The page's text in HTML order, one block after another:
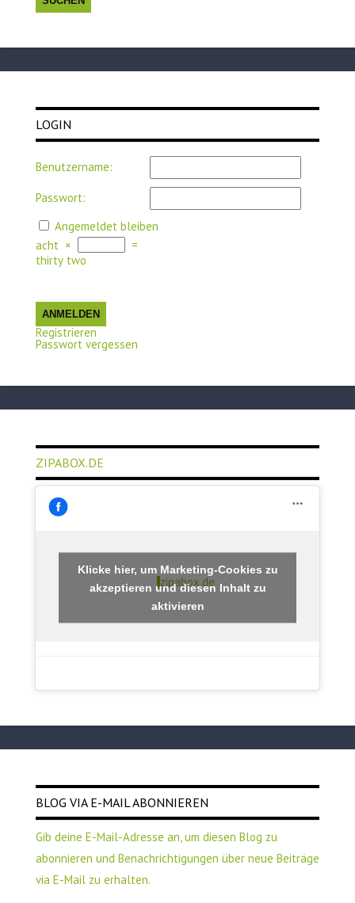
LOGIN
Benutzername:
Passwort:
Angemeldet bleiben
acht ×
=
thirty two
ANMELDEN
Registrieren
Passwort vergessen
ZIPABOX.DE
zipabox.de
Klicke hier, um Marketing-Cookies zu
akzeptieren und diesen Inhalt zu
aktivieren
BLOG VIA E-MAIL ABONNIEREN
Gib deine E-Mail-Adresse an, um diesen Blog zu
abonnieren und Benachrichtigungen über neue Beiträge
via E-Mail zu erhalten.